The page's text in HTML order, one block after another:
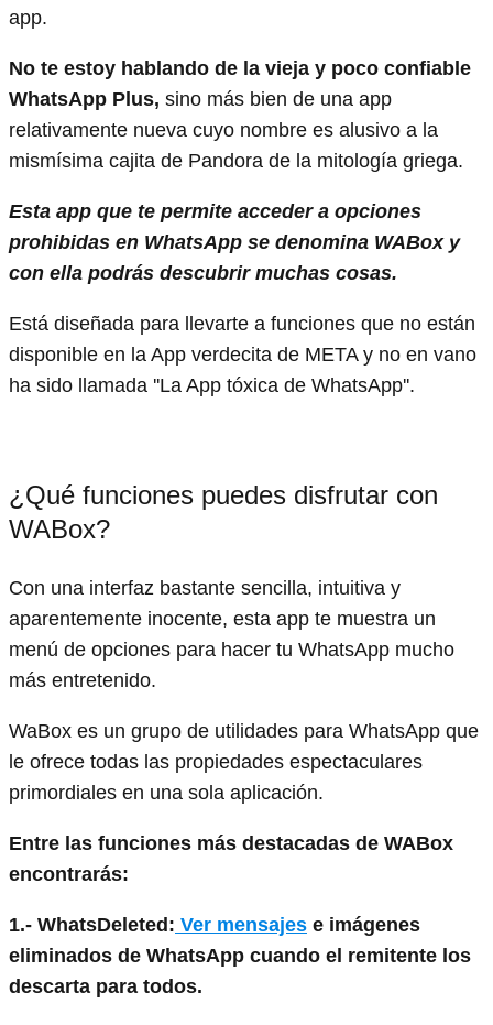
app.
No te estoy hablando de la vieja y poco confiable
WhatsApp Plus, sino más bien de una app
relativamente nueva cuyo nombre es alusivo a la
mismísima cajita de Pandora de la mitología griega.
Esta app que te permite acceder a opciones
prohibidas en WhatsApp se denomina WABox y
con ella podrás descubrir muchas cosas.
Está diseñada para llevarte a funciones que no están
disponible en la App verdecita de META y no en vano
ha sido llamada ''La App tóxica de WhatsApp''.
¿Qué funciones puedes disfrutar con
WABox?
Con una interfaz bastante sencilla, intuitiva y
aparentemente inocente, esta app te muestra un
menú de opciones para hacer tu WhatsApp mucho
más entretenido.
WaBox es un grupo de utilidades para WhatsApp que
le ofrece todas las propiedades espectaculares
primordiales en una sola aplicación.
Entre las funciones más destacadas de WABox
encontrarás:
1.- WhatsDeleted: Ver mensajes e imágenes
eliminados de WhatsApp cuando el remitente los
descarta para todos.